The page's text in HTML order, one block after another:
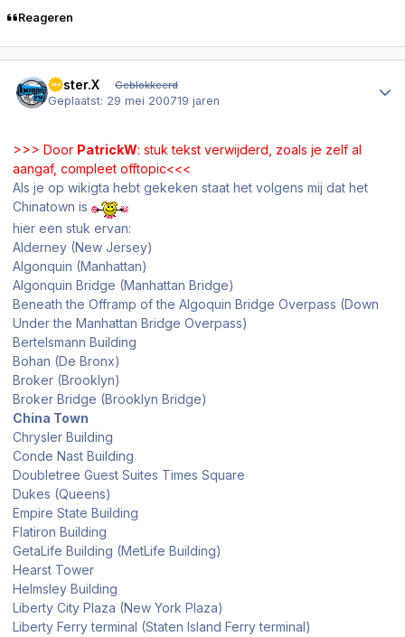
Reageren
Mister.X Geblokkeerd
Geplaatst: 29 mei 200719 jaren
>>> Door PatrickW: stuk tekst verwijderd, zoals je zelf al
aangaf, compleet offtopic<<<
Als je op wikigta hebt gekeken staat het volgens mij dat het
Chinatown is
hier een stuk ervan:
Alderney (New Jersey)
Algonquin (Manhattan)
Algonquin Bridge (Manhattan Bridge)
Beneath the Offramp of the Algoquin Bridge Overpass (Down
Under the Manhattan Bridge Overpass)
Bertelsmann Building
Bohan (De Bronx)
Broker (Brooklyn)
Broker Bridge (Brooklyn Bridge)
China Town
Chrysler Building
Conde Nast Building
Doubletree Guest Suites Times Square
Dukes (Queens)
Empire State Building
Flatiron Building
GetaLife Building (MetLife Building)
Hearst Tower
Helmsley Building
Liberty City Plaza (New York Plaza)
Liberty Ferry terminal (Staten Island Ferry terminal)